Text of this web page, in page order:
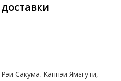
Сакума, Каппэи Ямагути,